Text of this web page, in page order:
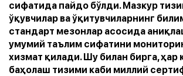
сифатида пайдо бўлди. Мазкур
ўқувчилар ва ўқитувчиларнинг
стандарт мезонлар асосида
умумий таълим сифатини
хизмат қилади. Шу билан бирга, ҳар
баҳолаш тизими каби миллий